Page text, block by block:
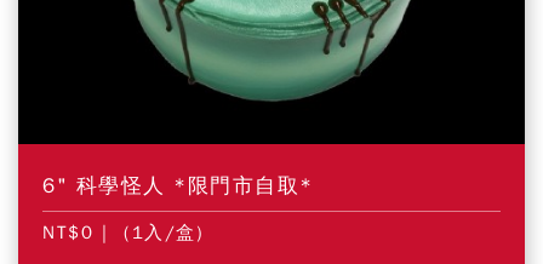
6" 科學怪人 *限門市自取*
NT$0 | (1入/盒)